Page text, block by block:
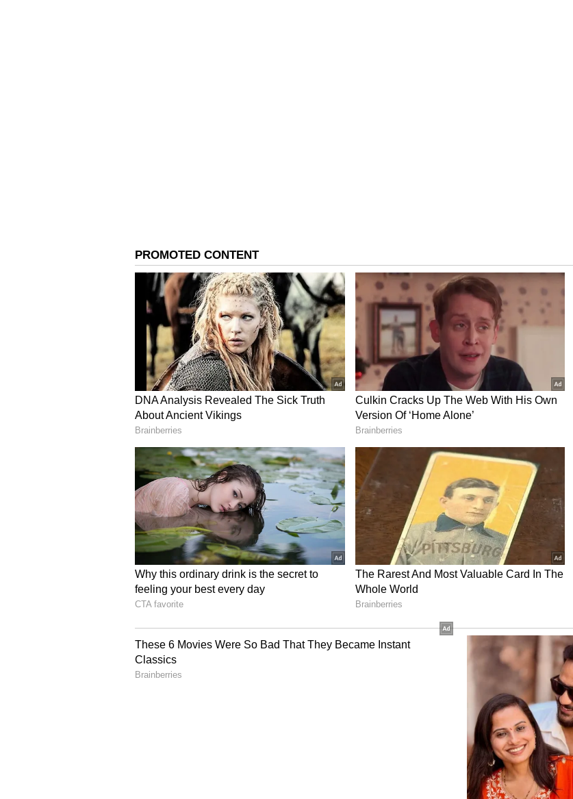
Image Credit :ANI
ಉಭಯ ತಂಡಗಳಿಗೆ ಫೈನಲ್‌ ಪ್ರವೇಶಿಸಲು ಕೊನೆಯ ಅವಕಾಶ ಇದಾಗಿರುವುದರಿಂದ ಜಿದ್ದಾಜಿದ್ದಿನ ಪೈಪೋಟಿ
ನಿರೀಕ್ಷಿಸಲಾಗಿದೆ. ಗುಜರಾತ್-ಹೈದರಾಬಾದ್‌ ನಡುವಿನ ಹೈವೋಲ್ಟೇಜ್ ಮ್ಯಾಚ್ ಭಾರತೀಯ ಕಾಲಮಾನ ಸಂಜೆ
7.30ರಿಂದ ಆರಂಭವಾಗಲಿದೆ. ಈ ಮ್ಯಾಚ್ ಸ್ಟಾರ್ ಸ್ಪೋರ್ಟ್ಸ್‌ ಹಾಗೂ ಜಿಯೋ ಹಾಟ್‌ಸ್ಟಾರ್‌ನಲ್ಲಿ ನೇರ